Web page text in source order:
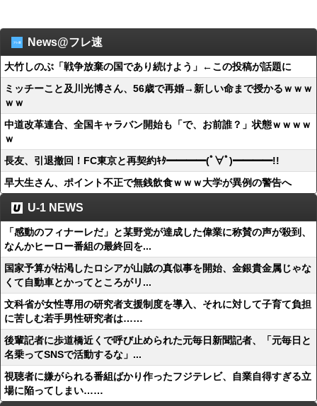
News@フレ速
大竹しのぶ「戦争放棄の国であり続けよう」←この投稿が話題に
ミッチーこと及川光博さん、56歳で再婚→新しい命まで授かるｗｗｗ
ｗｗ
中道改革連合、全国キャラバン開始も「で、お前誰？」状態ｗｗｗｗ
ｗ
長友、引退撤回！FC東京と再契約ｷﾀ━━━━(ﾟ∀ﾟ)━━━━!!
早大生さん、ポイント不正で無銭飲食ｗｗｗ大学が異例の警告へ
U-1 NEWS
「感動のフィナーレだ」と某野党が達成した偉業に称賛の声が殺到、
なんかヒーロー番組の最終回を...
国家予算が枯渇したロシアが山賊の真似事を開始、金銀貴金属じゃな
くて自動車とかってところがリ...
文科省が女性専用の研究者支援制度を導入、それに対して子育て負担
に苦しむ若手男性研究者は……
後輩記者に歩道橋近くで呼び止められた元毎日新聞記者、「元毎日と
名乗ってSNSで活動するな」...
視聴者に嫌がられる番組ばかり作ったフジテレビ、自業自得すぎる立
場に陥ってしまい……